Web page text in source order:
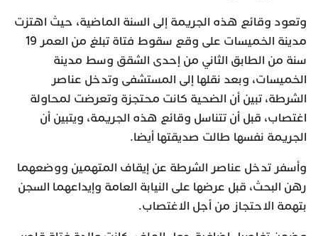
وتعود وقائع هذه الجريمة إلى السنة الماضية، حيث اهتزت
مدينة الخميسات على وقع سقوط فتاة تبلغ من العمر 19
سنة من الطابق الثاني من إحدى الشقق وسط مدينة
الخميسات، وبعد نقلها إلى المستشفى وتدخل عناصر
الشرطة، تبين أن الضحية كانت محتجزة وتعرضت لمحاولة
اغتصاب، قبل أن تتناسل وقائع هذه الجريمة، ويتبين أن
الجريمة نفسها طالت صديقتها أيضا.
وأسفر تدخل عناصر الشرطة عن إيقاف المتهمين ووضعهما
رهن البحث، قبل عرضها على النيابة العامة وإيداعهما السجن
بتهمة الاحتجاز من أجل الاغتصاب.